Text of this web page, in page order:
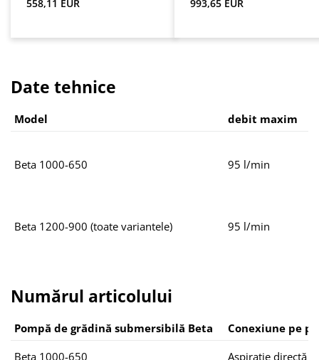
Provedo
558,11 EUR
Multigo
993,65 EUR
Date tehnice
Model debit maxim
Beta 1000-650 95 l/min
Beta 1200-900 (toate variantele) 95 l/min
Numărul articolului
Pompă de grădină submersibilă Beta
Conexiune pe
Beta 1000-650
Aspirație directă